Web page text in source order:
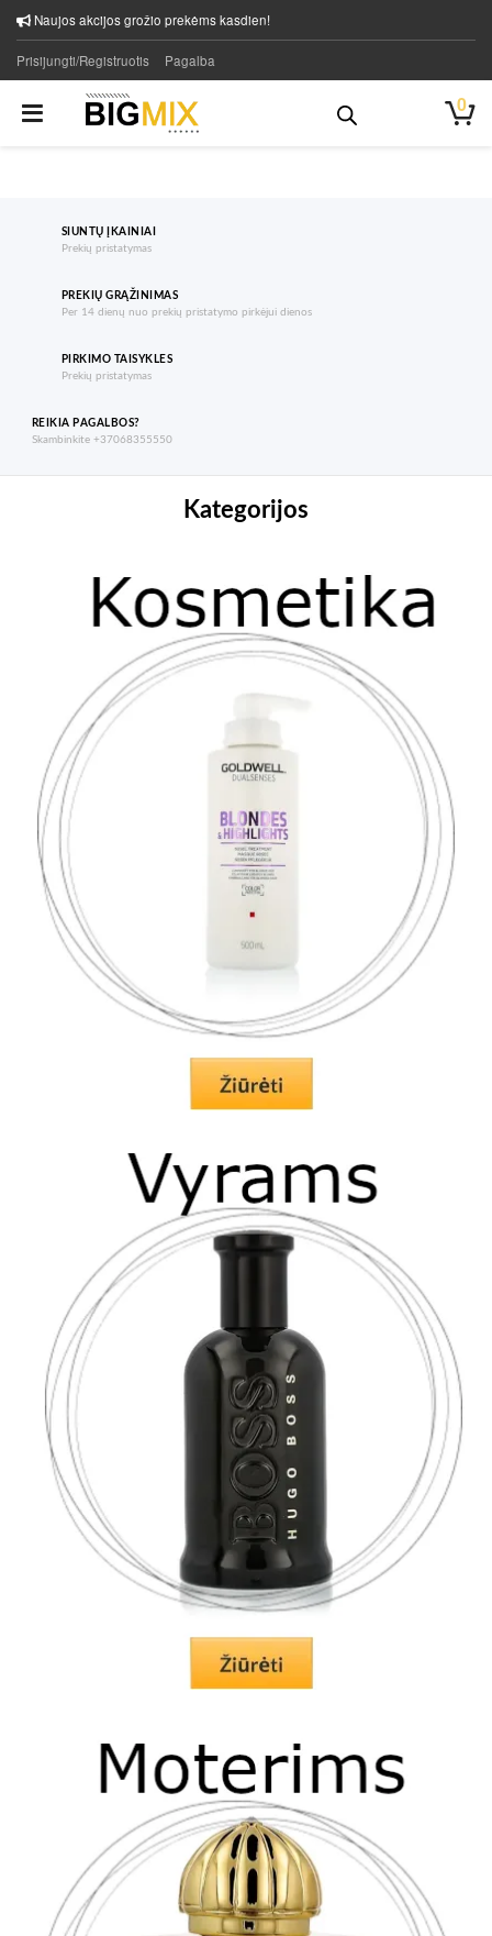
Naujos akcijos grožio prekėms kasdien!
Prisijungti/Registruotis Pagalba
0
SIUNTŲ ĮKAINIAI
Prekių pristatymas
PREKIŲ GRĄŽINIMAS
Per 14 dienų nuo prekių pristatymo pirkėjui dienos
PIRKIMO TAISYKLES
Prekių pristatymas
REIKIA PAGALBOS?
Skambinkite +37068355550
Kategorijos